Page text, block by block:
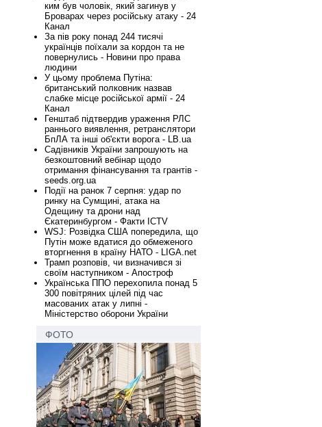
ким був чоловік, який загинув у
Броварах через російську атаку - 24
Канал
За пів року понад 244 тисячі
українців поїхали за кордон та не
повернулись - Новини про права
людини
У цьому проблема Путіна:
британський полковник назвав
слабке місце російської армії - 24
Канал
Генштаб підтвердив ураження РЛС
раннього виявлення, ретранслятори
БпЛА та інші об'єкти ворога - LB.ua
Садівників України запрошують на
безкоштовний вебінар щодо
отримання фінансування та грантів -
seeds.org.ua
Події на ранок 7 серпня: удар по
ринку на Сумщині, атака на
Одещину та дрони над
Єкатеринбургом - Факти ICTV
WSJ: Розвідка США попередила, що
Путін може вдатися до обмеженого
вторгнення в країну НАТО - LIGA.net
Трамп розповів, чи визначився зі
своїм наступником - Апостроф
Українська ППО перехопила понад 5
300 повітряних цілей під час
масованих атак у липні -
Міністерство оборони України
ФОТО